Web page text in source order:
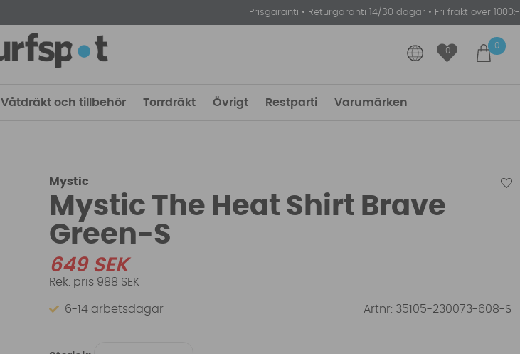
Prisgaranti • Returgaranti 14/30 dagar • Fri frakt över 1000:-
0
0
Våtdräkt och tillbehör Torrdräkt Övrigt Restparti Varumärken
Mystic
Mystic The Heat Shirt Brave
Green-S
649SEK
988 SEK
6-14 arbetsdagar Artnr: 35105-230073-608-S